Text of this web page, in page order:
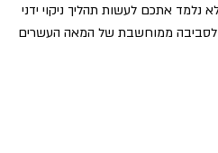
נלמד אתכם לעשות תהליך ניקוי ידני
לסביבה ממוחשבת של המאה העשרים